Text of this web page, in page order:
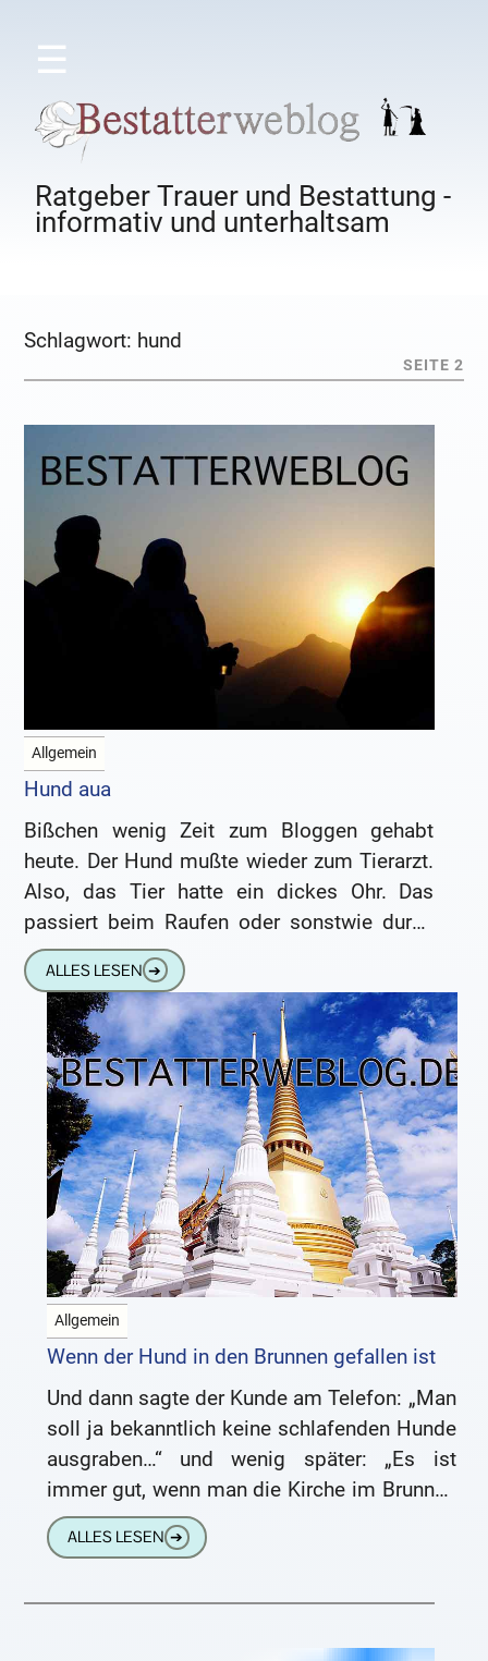
☰
Ratgeber Trauer und Bestattung -
informativ und unterhaltsam
Schlagwort: hund
SEITE 2
Allgemein
Hund aua
Bißchen wenig Zeit zum Bloggen gehabt
heute. Der Hund mußte wieder zum Tierarzt.
Also, das Tier hatte ein dickes Ohr. Das
passiert beim Raufen oder sonstwie durch
einen Schlag an
ALLES LESEN ➔
Allgemein
Wenn der Hund in den Brunnen gefallen ist
Und dann sagte der Kunde am Telefon: „Man
soll ja bekanntlich keine schlafenden Hunde
ausgraben…“ und wenig später: „Es ist
immer gut, wenn man die Kirche im Brunnen
läßt.“ Wo
ALLES LESEN ➔